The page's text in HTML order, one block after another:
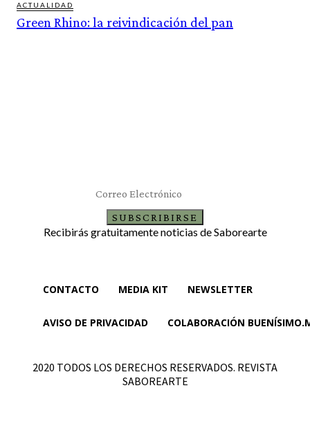
ACTUALIDAD
Green Rhino: la reivindicación del pan
SUBSCRIBIRSE
Recibirás gratuitamente noticias de Saborearte
CONTACTO MEDIA KIT NEWSLETTER
AVISO DE PRIVACIDAD COLABORACIÓN
2020 TODOS LOS DERECHOS RESERVADOS. REVISTA
SABOREARTE